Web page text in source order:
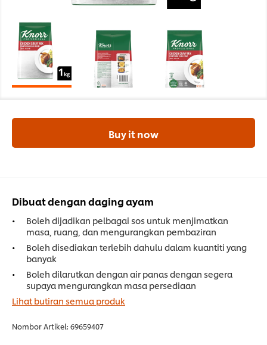
Dibuat dengan daging ayam
Boleh dijadikan pelbagai sos untuk menjimatkan
masa, ruang, dan mengurangkan pembaziran
Boleh disediakan terlebih dahulu dalam kuantiti yang
banyak
Boleh dilarutkan dengan air panas dengan segera
supaya mengurangkan masa persediaan
Lihat butiran semua produk
Nombor Artikel: 69659407
Buy it now